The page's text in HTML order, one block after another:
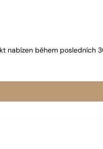
nabízen během posledních